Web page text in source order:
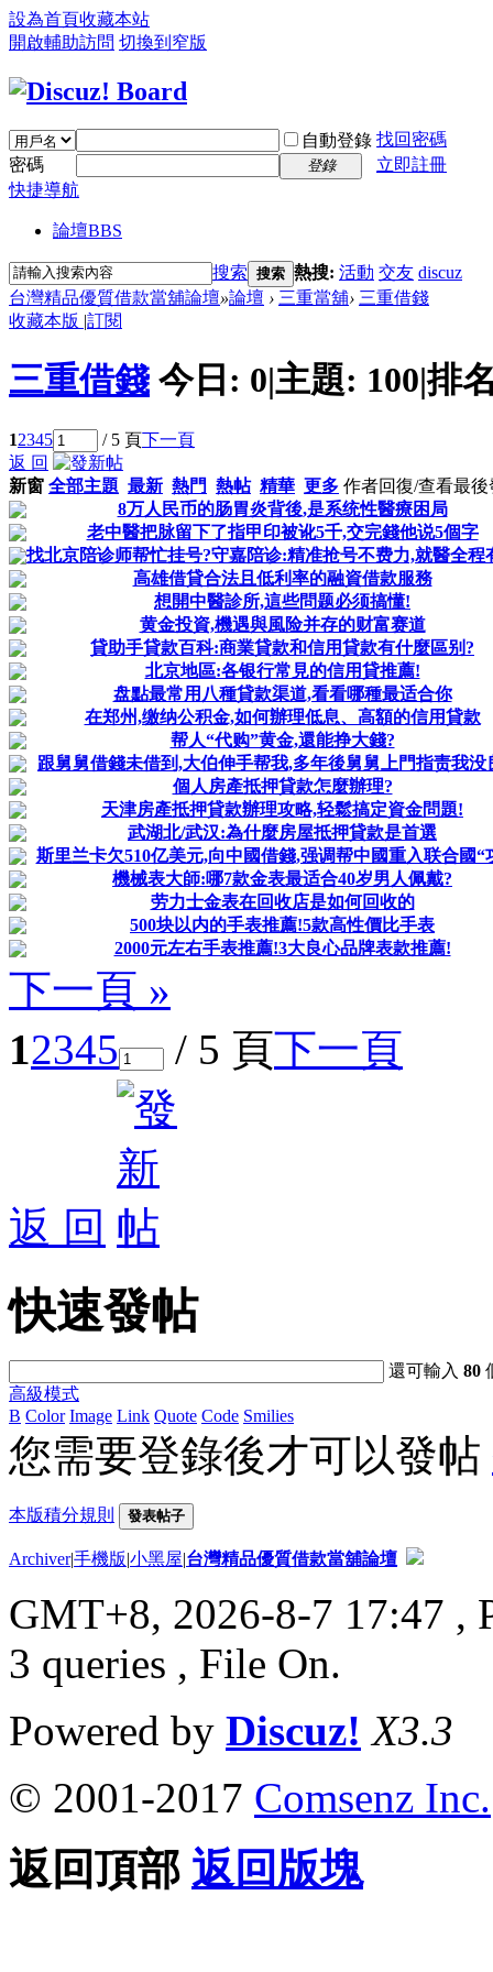
設為首頁收藏本站
開啟輔助訪問 切換到窄版
自動登錄 找回密碼
密碼
登錄
立即註冊
快捷導航
論壇BBS
搜索 搜索 熱搜: 活動 交友 discuz
台灣精品優質借款當舖論壇»論壇 › 三重當舖› 三重借錢
收藏本版 |訂閱
三重借錢 今日: 0|主題: 100|排
12345 / 5 頁下一頁
返 回
新窗 全部主題 最新 熱門 熱帖 精華 更多 作者回復/查看最後
8万人民币的肠胃炎背後,是系统性醫療困局
老中醫把脉留下了指甲印被讹5千,交完錢他说5個字
找北京陪诊师帮忙挂号?守嘉陪诊:精准抢号不费力,就醫全程
高雄借貸合法且低利率的融資借款服務
想開中醫診所,這些問题必须搞懂!
黄金投資,機遇與風险并存的财富赛道
貸助手貸款百科:商業貸款和信用貸款有什麼區别?
北京地區:各银行常見的信用貸推薦!
盘點最常用八種貸款渠道,看看哪種最适合你
在郑州,缴纳公积金,如何辦理低息、高額的信用貸款
帮人“代购”黄金,還能挣大錢?
跟舅舅借錢未借到,大伯伸手帮我,多年後舅舅上門指责我没
個人房產抵押貸款怎麼辦理?
天津房產抵押貸款辦理攻略,轻鬆搞定資金問題!
武湖北/武汉:為什麼房屋抵押貸款是首選
斯里兰卡欠510亿美元,向中國借錢,强调帮中國重入联合國“
機械表大師:哪7款金表最适合40岁男人佩戴?
劳力士金表在回收店是如何回收的
500块以内的手表推薦!5款高性價比手表
2000元左右手表推薦!3大良心品牌表款推薦!
下一頁 »
12345 / 5 頁下一頁
返 回
快速發帖
還可輸入80
高級模式
B Color Image Link Quote Code Smilies
您需要登錄後才可以發帖
本版積分規則 發表帖子
Archiver|手機版|小黑屋|台灣精品優質借款當舖論壇
GMT+8, 2026-8-7 17:47 ,
3 queries , File On.
Powered by Discuz! X3.3
© 2001-2017 Comsenz Inc.
返回頂部 返回版塊